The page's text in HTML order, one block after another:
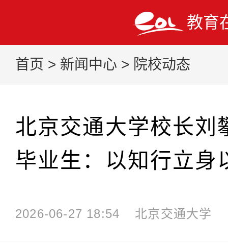
教育
首页 > 新闻中心 > 院校动态
北京交通大学校长刘
毕业生：以知行立身
2026-06-27 18:54 北京交通大学